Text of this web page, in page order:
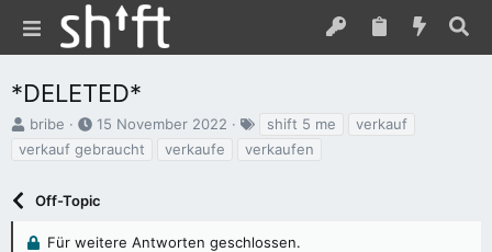
*DELETED*
E
e
l
bribe
E
e
l
15 November 2022
w
shift 5 me
verkauf
verkauf gebraucht
verkaufe verkaufen
Off-Topic
Für weitere Antworten geschlossen.